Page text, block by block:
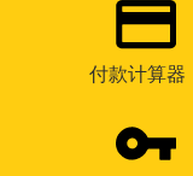
付款计算器